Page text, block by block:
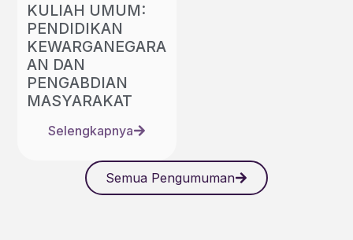
Selengkapnya
KULIAH UMUM:
PENDIDIKAN
KEWARGANEGARA
AN DAN
PENGABDIAN
MASYARAKAT
Semua Pengumuman